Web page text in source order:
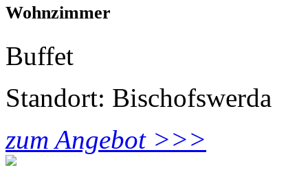
Wohnzimmer
Buffet
Standort: Bischofswerda
zum Angebot >>>